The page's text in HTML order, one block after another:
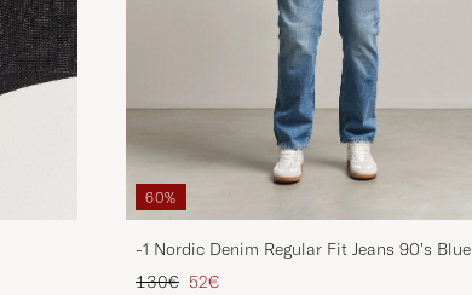
60%
-1 Nordic Denim Regular Fit Jeans 90's Blue
Prix ordinaire
130€ Prix réduit
52€